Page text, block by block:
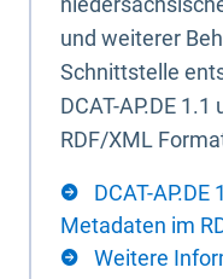
und weiterer
Schnittstelle
DCAT-AP.DE
RDF/XML
DCAT-
Metadaten im
Weitere